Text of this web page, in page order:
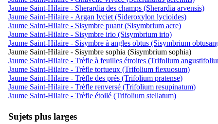
Jaume Saint-Hilaire - Sherardia des champs (Sherardia arvensis)
Jaume Saint-Hilaire - Argan lyciet (Sideroxylon lycioides)
Jaume Saint-Hilaire - Sisymbre puant (Sisymbrium acre)
Jaume Saint-Hilaire - Sisymbre irio (Sisymbrium irio)
Jaume Saint-Hilaire - Sisymbre à angles obtus (Sisymbrium
Jaume Saint-Hilaire - Sisymbre sophia (Sisymbrium sophia)
Jaume Saint-Hilaire - Trèfle à feuilles étroites (Trifolium
Jaume Saint-Hilaire - Trèfle tortueux (Trifolium flexuosum)
Jaume Saint-Hilaire - Trèfle des prés (Trifolium pratense)
Jaume Saint-Hilaire - Trèfle renversé (Trifolium resupinatum)
Jaume Saint-Hilaire - Trèfle étoilé (Trifolium stellatum)
Sujets plus larges